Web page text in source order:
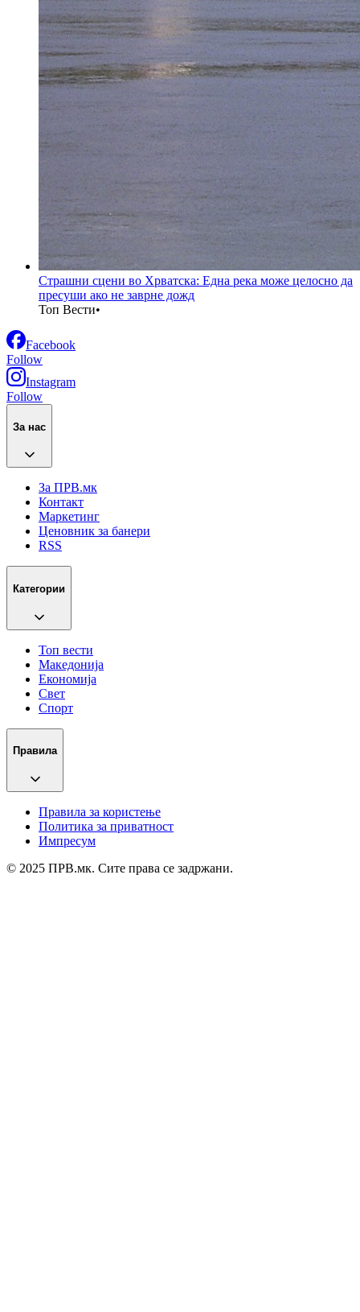
Страшни сцени во Хрватска: Една река може целосно да
пресуши ако не заврне дожд
Топ Вести•
Facebook
Follow
Instagram
Follow
За нас
За ПРВ.мк
Контакт
Маркетинг
Ценовник за банери
RSS
Категории
Топ вести
Македонија
Економија
Свет
Спорт
Правила
Правила за користење
Политика за приватност
Импресум
© 2025 ПРВ.мк. Сите права се задржани.